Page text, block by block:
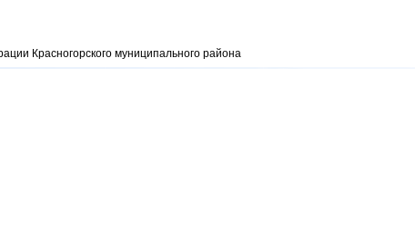
Красногорского муниципального района